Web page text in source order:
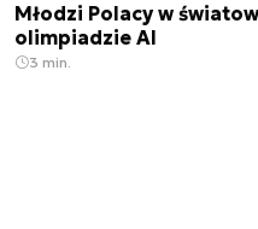
Młodzi Polacy w
olimpiadzie AI
3 min.